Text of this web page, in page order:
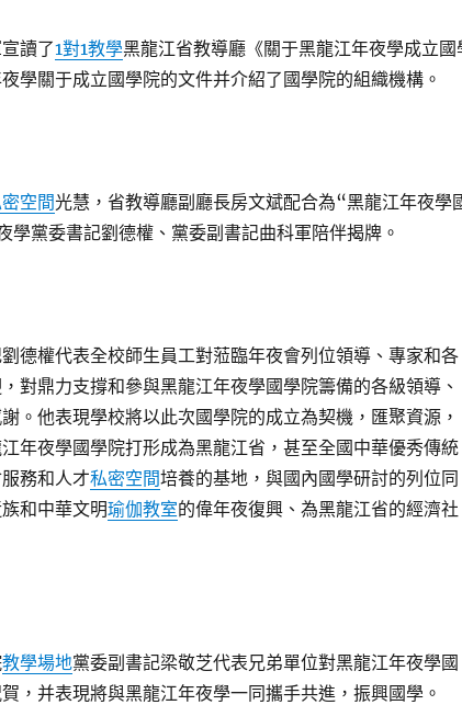
讀了1對1教學黑龍江省教導廳《關于黑龍江年夜學成立國
學關于成立國學院的文件并介紹了國學院的組織機構。
空間光慧，省教導廳副廳長房文斌配合為“黑龍江年夜學
學黨委書記劉德權、黨委副書記曲科軍陪伴揭牌。
德權代表全校師生員工對蒞臨年夜會列位領導、專家和各
對鼎力支撐和參與黑龍江年夜學國學院籌備的各級領導、
。他表現學校將以此次國學院的成立為契機，匯聚資源，
年夜學國學院打形成為黑龍江省，甚至全國中華優秀傳統
務和人才私密空間培養的基地，與國內國學研討的列位同
和中華文明瑜伽教室的偉年夜復興、為黑龍江省的經濟社
教學場地黨委副書記梁敬芝代表兄弟單位對黑龍江年夜學國
，并表現將與黑龍江年夜學一同攜手共進，振興國學。